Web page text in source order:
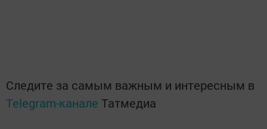
Следите за самым важным и интересным в
Telegram-канале Татмедиа